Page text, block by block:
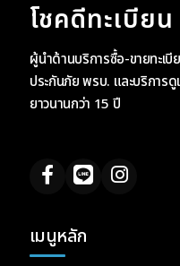
โชคดีทะเบียน
ผู้นำด้านบริการซื้อ-ขายทะเ
ประกันภัย พรบ. และบริการ
ยาวนานกว่า 15 ปี
เมนูหลัก